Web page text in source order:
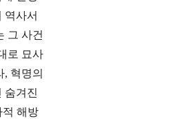
역사서
그 사건
로 묘사
, 혁명의
숨겨진
적 해방